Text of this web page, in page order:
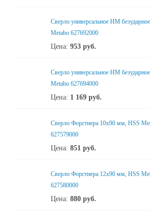
Сверло универсальное НМ
Metabo 627692000
Цена: 953 руб.
Сверло универсальное НМ
Metabo 627694000
Цена: 1 169 руб.
Сверло Форстнера 10х90 мм, HSS
627579000
Цена: 851 руб.
Сверло Форстнера 12х90 мм, HSS
627580000
Цена: 880 руб.